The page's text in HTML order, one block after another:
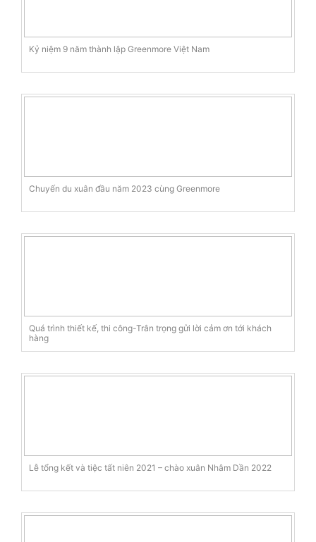
Kỷ niệm 9 năm thành lập Greenmore Việt Nam
Chuyến du xuân đầu năm 2023 cùng Greenmore
Quá trình thiết kế, thi công-Trân trọng gửi lời cảm ơn tới khách
hàng
Lễ tổng kết và tiệc tất niên 2021 – chào xuân Nhâm Dần 2022